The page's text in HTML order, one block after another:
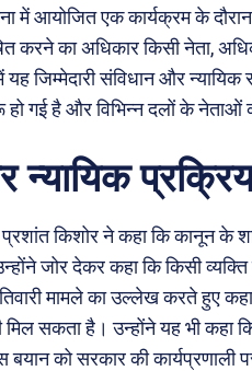
में आयोजित एक कार्यक्रम के
करने का अधिकार किसी नेता,
यह जिम्मेदारी संविधान और
हो गई है और विभिन्न दलों के
किशोर ने कहा कि कानून
जोर देकर कहा कि किसी
मामले का उल्लेख करते हुए
मिल सकता है। उन्होंने यह भी कहा
को सरकार की कार्यप्रणाली